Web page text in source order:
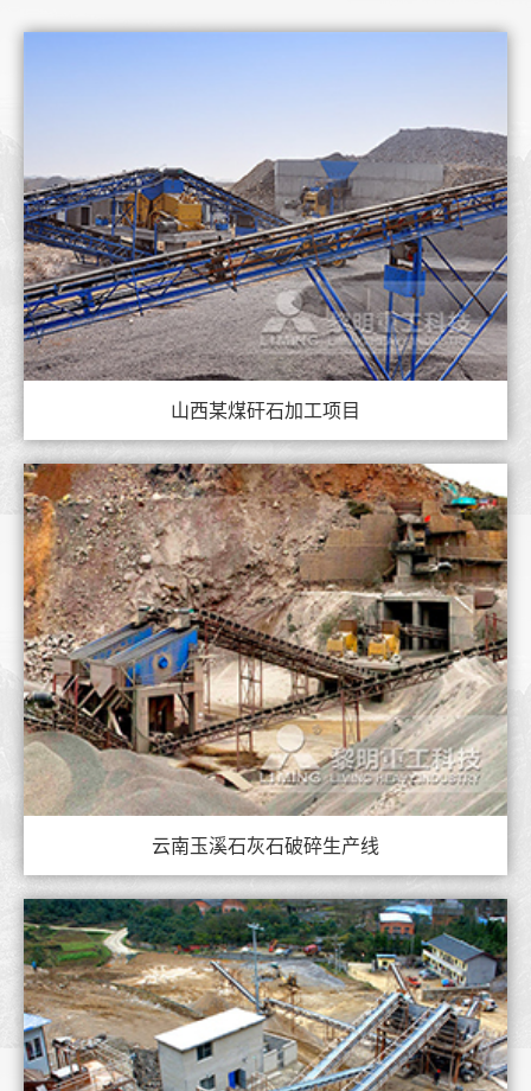
山西某煤矸石加工项目
云南玉溪石灰石破碎生产线